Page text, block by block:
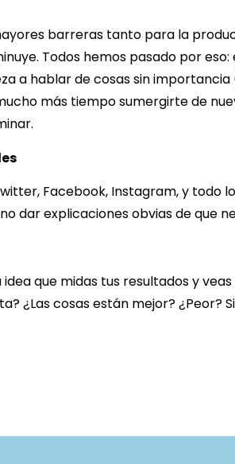
barreras tanto para la
Todos hemos pasado por
a hablar de cosas sin
más tiempo sumergirte de
Facebook, Instagram, y todo
dar explicaciones obvias de que
que midas tus resultados y
¿Las cosas están mejor?